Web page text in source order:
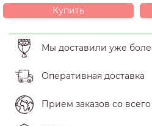
Купить
Мы доставили уже
Оперативная доставка
Прием заказов со